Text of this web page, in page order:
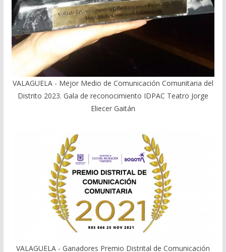
VALAGUELA - Mejor Medio de Comunicación Comunitaria del
Distrito 2023. Gala de reconocimiento IDPAC Teatro Jorge
Eliecer Gaitán
VALAGUELA - Ganadores Premio Distrital de Comunicación